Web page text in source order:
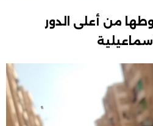
من أعلى الدور